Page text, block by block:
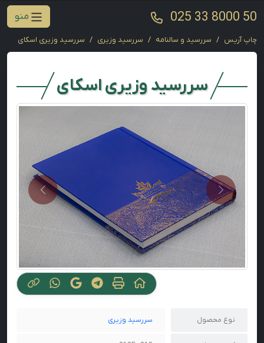
025 33 8000 50 منو
چاپ آریس سررسید و سالنامه سررسید وزیری سررسید وزیری اسکای
سررسید وزیری اسکای
Previous
Next
نوع محصول سررسید وزیری